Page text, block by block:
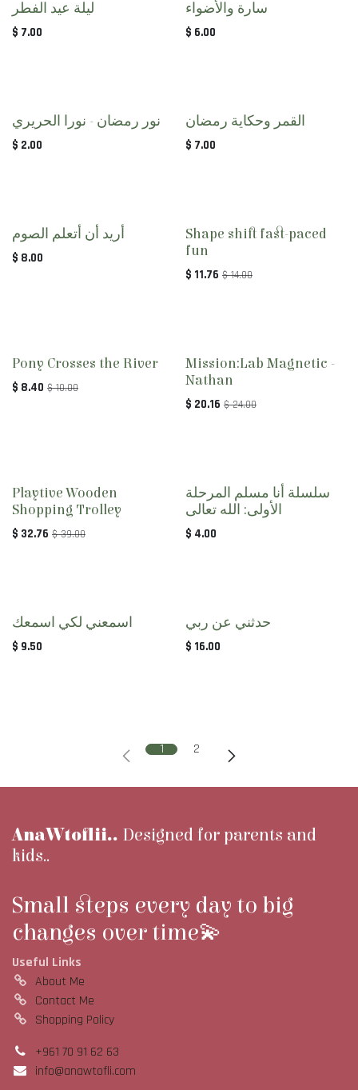
ليلة عيد الفطر
$ 7.00
سارة والأضواء
$ 6.00
نور رمضان - نورا الحريري
$ 2.00
القمر وحكاية رمضان
$ 7.00
أريد أن أتعلم الصوم
$ 8.00
Shape shift fast-paced
fun
$ 11.76 $14.00
Pony Crosses the River
$ 8.40 $10.00 Out of stock
Mission:Lab Magnetic -
Nathan
$ 20.16 $24.00
Out of stock
Playtive Wooden
Shopping Trolley
$ 32.76 $39.00
سلسلة أنا مسلم المرحلة
الأولى: الله تعالى
$ 4.00
اسمعني لكي اسمعك
$ 9.50 Sold out
حدثني عن ربي
$ 16.00
1 2
AnaWtoflii.. Designed for parents and
kids..
Small steps every day to big
changes over time💫
Useful Links
About Me
Contact Me
Shopping Policy
+961 70 91 62 63
info@anawtofli.com